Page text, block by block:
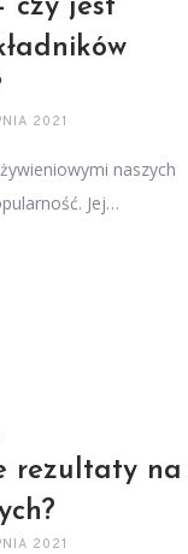
czy jest
2021
naszych
Jej…
rezultaty na
2021